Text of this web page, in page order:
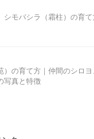
ワシャジン
いるもので
たものと同
なので、園
せん。 上の
の自生とい
矮性種の
培してい
地植えに
たのです
り、気が
自宅で２
シモバシラ（霜柱）の育
）の育て方｜仲間のシロヨ
写真と特徴